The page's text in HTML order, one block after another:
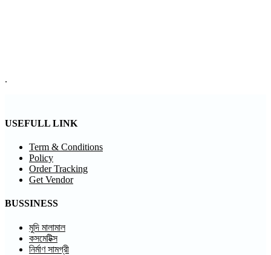
.
USEFULL LINK
Term & Conditions
Policy
Order Tracking
Get Vendor
BUSSINESS
মুদি মালামাল
কসমেটিক্স
নির্মাণ সামগ্রী